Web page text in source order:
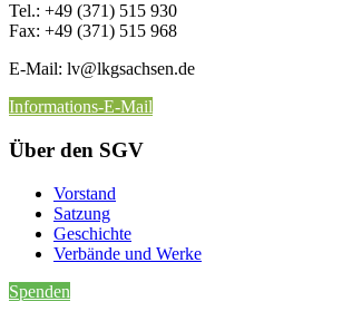
Tel.: +49 (371) 515 930
Fax: +49 (371) 515 968
E-Mail: lv@lkgsachsen.de
Informations-E-Mail
Über den SGV
Vorstand
Satzung
Geschichte
Verbände und Werke
Spenden